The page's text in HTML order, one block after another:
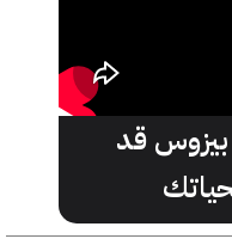
قد